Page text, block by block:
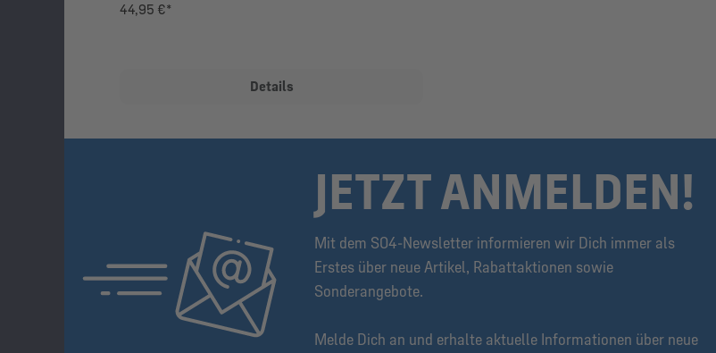
44,95 €*
Details
JETZT ANMELDEN!
Mit dem S04-Newsletter informieren wir Dich immer als
Erstes über neue Artikel, Rabattaktionen sowie
Sonderangebote.
Melde Dich an und erhalte aktuelle Informationen über neue